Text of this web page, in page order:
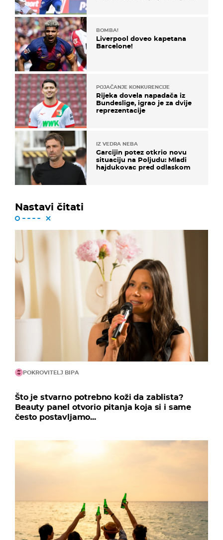
BOMBA!
Liverpool doveo kapetana
Barcelone!
POJAČANJE KONKURENCIJE
Rijeka dovela napadača iz
Bundeslige, igrao je za dvije
reprezentacije
IZ VEDRA NEBA
Garcijin potez otkrio novu
situaciju na Poljudu: Mladi
hajdukovac pred odlaskom
Nastavi čitati
POKROVITELJ BIPA
Što je stvarno potrebno koži da zablista?
Beauty panel otvorio pitanja koja si i same
često postavljamo...